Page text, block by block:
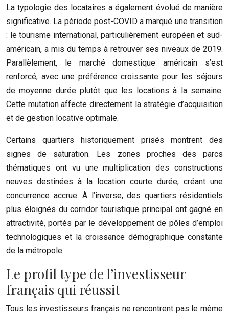
La typologie des locataires a également évolué de manière
significative. La période post-COVID a marqué une transition
: le tourisme international, particulièrement européen et sud-
américain, a mis du temps à retrouver ses niveaux de 2019.
Parallèlement, le marché domestique américain s’est
renforcé, avec une préférence croissante pour les séjours
de moyenne durée plutôt que les locations à la semaine.
Cette mutation affecte directement la stratégie d’acquisition
et de gestion locative optimale.
Certains quartiers historiquement prisés montrent des
signes de saturation. Les zones proches des parcs
thématiques ont vu une multiplication des constructions
neuves destinées à la location courte durée, créant une
concurrence accrue. À l’inverse, des quartiers résidentiels
plus éloignés du corridor touristique principal ont gagné en
attractivité, portés par le développement de pôles d’emploi
technologiques et la croissance démographique constante
de la métropole.
Le profil type de l’investisseur
français qui réussit
Tous les investisseurs français ne rencontrent pas le même